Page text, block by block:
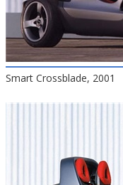
Smart Crossblade, 2001